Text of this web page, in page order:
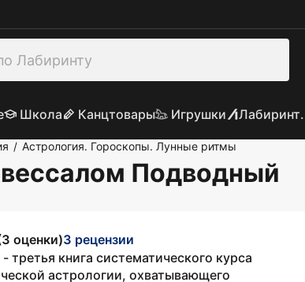
Школа Канцтовары Игрушки
/ Астрология. Гороскопы. Лунные ритмы
Подводный
оценки)3 рецензии
третья книга систематического курса
астрологии, охватывающего